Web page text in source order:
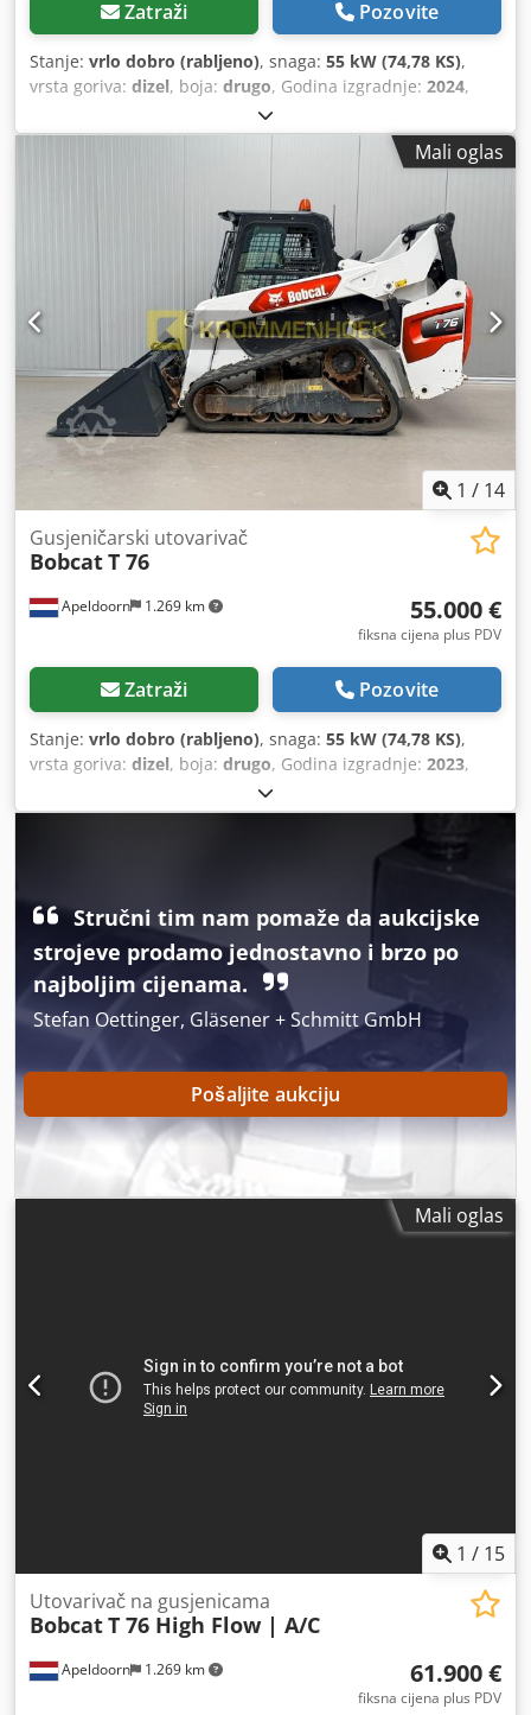
Zatraži Pozovite
Stanje: vrlo dobro (rabljeno), snaga: 55 kW (74,78 KS),
vrsta goriva: dizel, boja: drugo, Godina izgradnje: 2024,
klima-uređaj
Mali oglas
1 / 14
Apeldoorn 1.269 km
Gusjeničarski utovarivač
BobcatT 76
55.000 €
fiksna cijena plus PDV
Zatraži Pozovite
Stanje: vrlo dobro (rabljeno), snaga: 55 kW (74,78 KS),
vrsta goriva: dizel, boja: drugo, Godina izgradnje: 2023,
klima-uređaj
Stručni tim nam pomaže da aukcijske
strojeve prodamo jednostavno i brzo po
najboljim cijenama.
Stefan Oettinger, Gläsener + Schmitt GmbH
Pošaljite aukciju
Mali oglas
1 / 15
Apeldoorn 1.269 km
Utovarivač na gusjenicama
BobcatT 76 High Flow | A/C
61.900 €
fiksna cijena plus PDV